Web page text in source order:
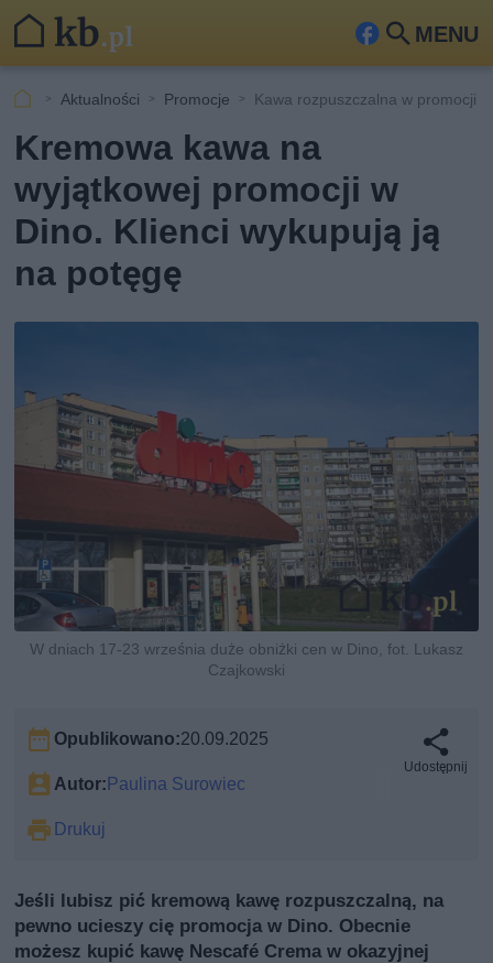
MENU
Fa
ook
Szu
Aktualności Promocje Kawa rozpuszczalna w promocji
Kremowa kawa na
wyjątkowej promocji w
Dino. Klienci wykupują ją
na potęgę
W dniach 17-23 września duże obniżki cen w Dino, fot. Lukasz
Czajkowski
Opublikowano:20.09.2025
Autor:Paulina Surowiec
Drukuj
Udostępnij
Jeśli lubisz pić kremową kawę rozpuszczalną, na
pewno ucieszy cię promocja w Dino. Obecnie
możesz kupić kawę Nescafé Crema w okazyjnej